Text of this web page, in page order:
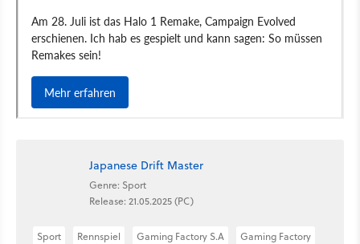
Japanese Drift Master
Genre: Sport
Release: 21.05.2025 (PC)
Sport Rennspiel Gaming Factory S.A Gaming Factory